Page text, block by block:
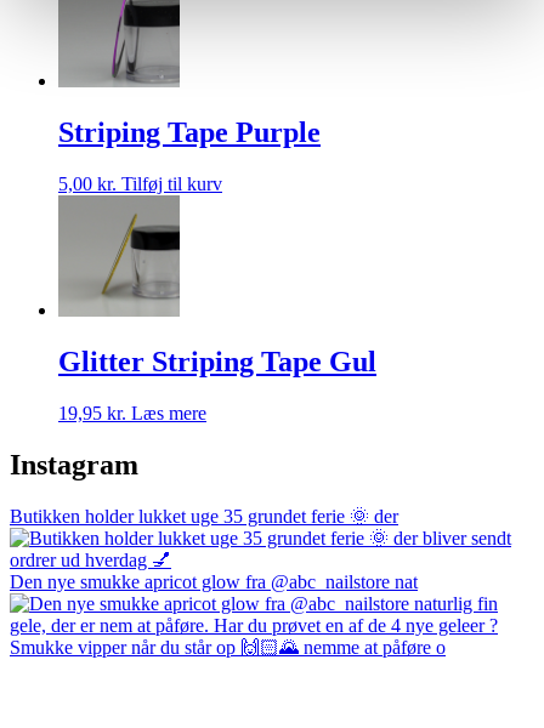
Striping Tape Purple
5,00 kr. Tilføj til kurv
Glitter Striping Tape Gul
19,95 kr. Læs mere
Instagram
Butikken holder lukket uge 35 grundet ferie 🌞 der
Den nye smukke apricot glow fra @abc_nailstore nat
Smukke vipper når du står op 🙌🏻🌄 nemme at påføre o